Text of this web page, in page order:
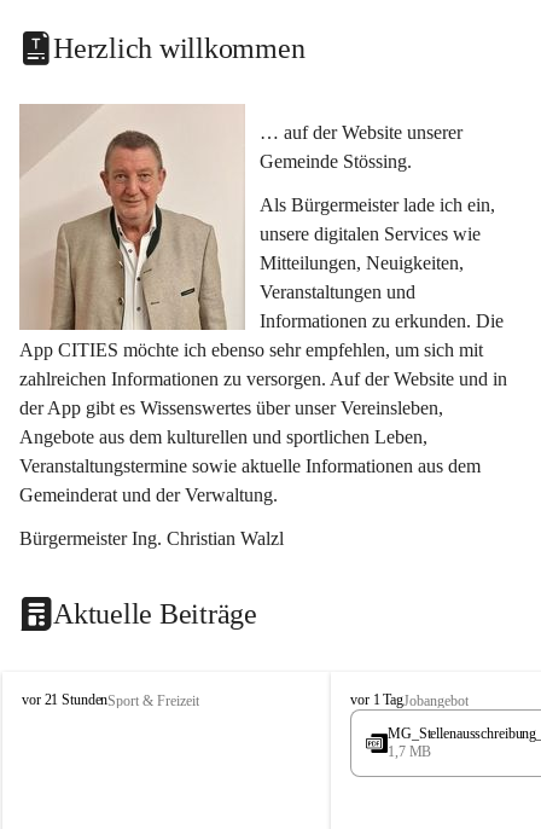
Herzlich willkommen
… auf der Website unserer
Gemeinde Stössing.
Als Bürgermeister lade ich ein,
unsere digitalen Services wie
Mitteilungen, Neuigkeiten,
Veranstaltungen und
Informationen zu erkunden. Die
App CITIES möchte ich ebenso sehr empfehlen, um sich mit
zahlreichen Informationen zu versorgen. Auf der Website und in
der App gibt es Wissenswertes über unser Vereinsleben,
Angebote aus dem kulturellen und sportlichen Leben,
Veranstaltungstermine sowie aktuelle Informationen aus dem
Gemeinderat und der Verwaltung.
Bürgermeister Ing. Christian Walzl
Aktuelle Beiträge
S
vor 21 StundenSport & Freizeit
S
t
s
vor 1 TagJobangebot
1,7 MB